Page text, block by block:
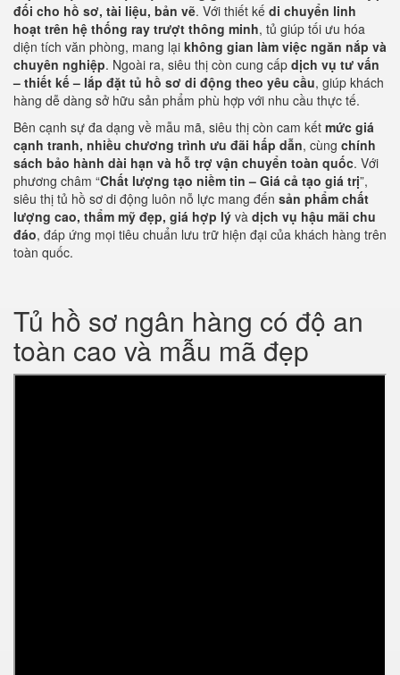
đối cho hồ sơ, tài liệu, bản vẽ. Với thiết kế di chuyển linh
hoạt trên hệ thống ray trượt thông minh, tủ giúp tối ưu hóa
diện tích văn phòng, mang lại không gian làm việc ngăn nắp và
chuyên nghiệp. Ngoài ra, siêu thị còn cung cấp dịch vụ tư vấn
– thiết kế – lắp đặt tủ hồ sơ di động theo yêu cầu, giúp khách
hàng dễ dàng sở hữu sản phẩm phù hợp với nhu cầu thực tế.
Bên cạnh sự đa dạng về mẫu mã, siêu thị còn cam kết mức giá
cạnh tranh, nhiều chương trình ưu đãi hấp dẫn, cùng chính
sách bảo hành dài hạn và hỗ trợ vận chuyển toàn quốc. Với
phương châm “Chất lượng tạo niềm tin – Giá cả tạo giá trị”,
siêu thị tủ hồ sơ di động luôn nỗ lực mang đến sản phẩm chất
lượng cao, thẩm mỹ đẹp, giá hợp lý và dịch vụ hậu mãi chu
đáo, đáp ứng mọi tiêu chuẩn lưu trữ hiện đại của khách hàng trên
toàn quốc.
Tủ hồ sơ ngân hàng có độ an
toàn cao và mẫu mã đẹp